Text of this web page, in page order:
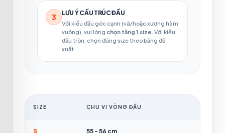
3 LƯU Ý CẤU TRÚC ĐẦU
Với kiểu đầu góc cạnh (và/hoặc xương hàm
vuông), vui lòng chọn tăng 1 size . Với kiểu
đầu tròn, chọn đúng size theo bảng đề
xuất.
SIZE CHU VI VÒNG ĐẦU
S 55 - 56 cm